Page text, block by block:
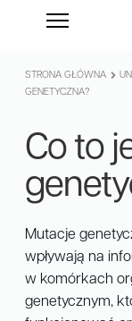
STRONA GŁÓWNA
GENETYCZNA?
Co to
Mutacje
wpływają na
w komórkach
genetycznym,